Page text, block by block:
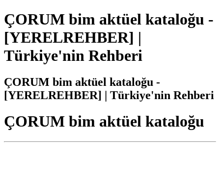
ÇORUM bim aktüel kataloğu -
[YERELREHBER] |
Türkiye'nin Rehberi
ÇORUM bim aktüel kataloğu -
[YERELREHBER] | Türkiye'nin Rehberi
ÇORUM bim aktüel kataloğu